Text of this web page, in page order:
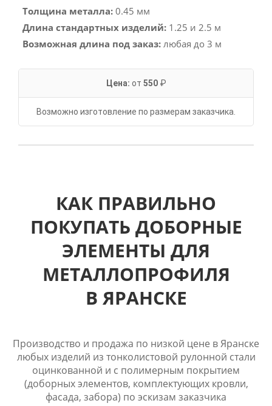
Толщина металла: 0.45 мм
Длина стандартных изделий: 1.25 и 2.5 м
Возможная длина под заказ: любая до 3 м
Цена: от 550₽
Возможно изготовление по размерам заказчика.
КАК ПРАВИЛЬНО
ПОКУПАТЬ ДОБОРНЫЕ
ЭЛЕМЕНТЫ ДЛЯ
МЕТАЛЛОПРОФИЛЯ
В ЯРАНСКЕ
Производство и продажа по низкой цене в Яранске
любых изделий из тонколистовой рулонной стали
оцинкованной и с полимерным покрытием
(доборных элементов, комплектующих кровли,
фасада, забора) по эскизам заказчика